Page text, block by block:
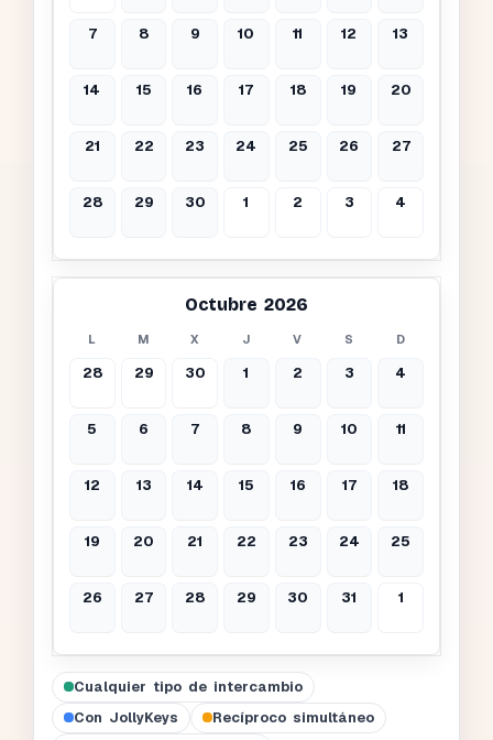
7 8 9 10 11 12 13
14 15 16 17 18 19 20
21 22 23 24 25 26 27
28 29 30 1 2 3 4
Octubre 2026
L M X J V S D
28 29 30 1 2 3 4
5 6 7 8 9 10 11
12 13 14 15 16 17 18
19 20 21 22 23 24 25
26 27 28 29 30 31 1
Cualquier tipo de intercambio
Con JollyKeys
Recíproco simultáneo